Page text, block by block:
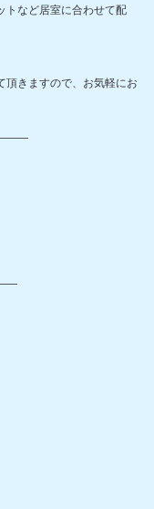
トなど居室に合わせて配
きますので、お気軽にお